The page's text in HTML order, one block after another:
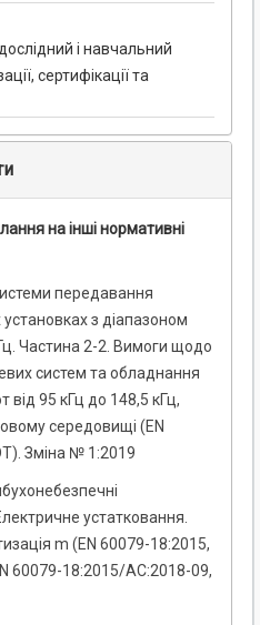
і навчальний
сертифікації та
на інші нормативні
передавання
з діапазоном
Частина 2-2. Вимоги щодо
систем та обладнання
від 95 кГц до 148,5 кГц,
середовищі (EN
Зміна № 1:2019
устатковання.
m (EN 60079-18:2015,
60079-18:2015/AC:2018-09,